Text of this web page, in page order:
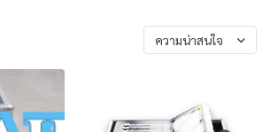
ความน่าสนใจ